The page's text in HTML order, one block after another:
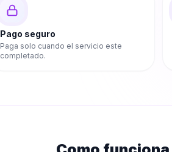
Pago seguro
Paga solo cuando el servicio este
completado.